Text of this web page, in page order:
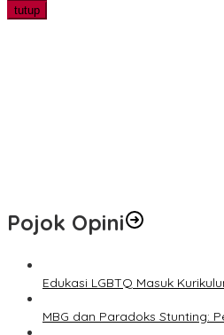
tutup
Pojok Opini
Edukasi LGBTQ Masuk
MBG dan Paradoks Stunting: